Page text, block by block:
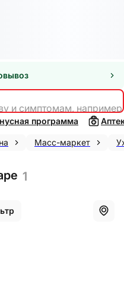
и симптомам,
программа
Масс-маркет
1